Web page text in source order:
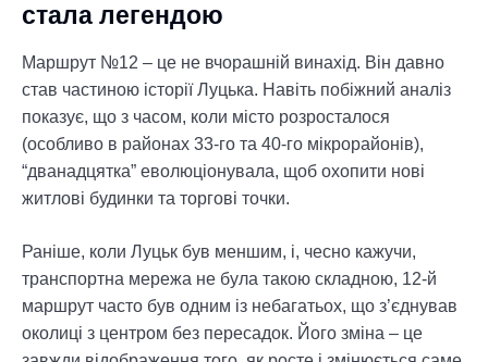
стала легендою
Маршрут №12 – це не вчорашній винахід. Він давно
став частиною історії Луцька. Навіть побіжний аналіз
показує, що з часом, коли місто розросталося
(особливо в районах 33-го та 40-го мікрорайонів),
“дванадцятка” еволюціонувала, щоб охопити нові
житлові будинки та торгові точки.
Раніше, коли Луцьк був меншим, і, чесно кажучи,
транспортна мережа не була такою складною, 12-й
маршрут часто був одним із небагатьох, що з’єднував
околиці з центром без пересадок. Його зміна – це